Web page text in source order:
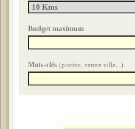
Budget maximum
Mots-clés (piscine, centre ville...)